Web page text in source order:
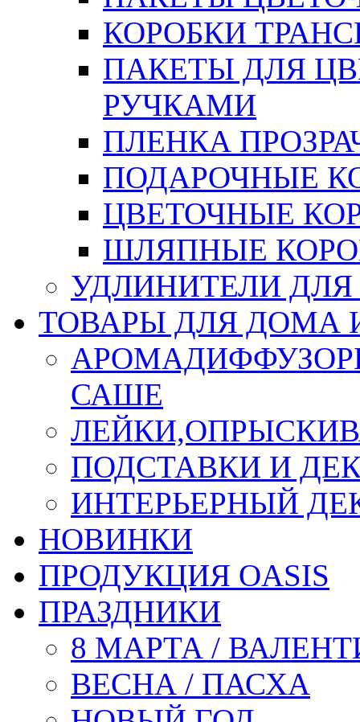
КОРОБКИ
ПАКЕТЫ ДЛЯ
РУЧКАМИ
ПЛЕНКА
ПОДАРОЧНЫЕ
ЦВЕТОЧНЫЕ
ШЛЯПНЫЕ
УДЛИНИТЕЛИ
ТОВАРЫ ДЛЯ ДОМА
САШЕ
ПОДСТАВКИ И
ИНТЕРЬЕРНЫЙ
НОВИНКИ
ПРОДУКЦИЯ OASIS
ПРАЗДНИКИ
8 МАРТА /
ВЕСНА / ПАСХА